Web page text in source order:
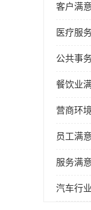
客户满
医疗服
公共事
餐饮业
营商环
员工满
服务满
汽车行